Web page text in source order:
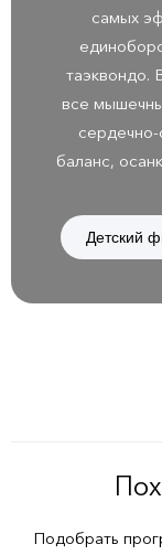
самых
таэквондо.
все
сердечно-
баланс,
Детский
Подобрать